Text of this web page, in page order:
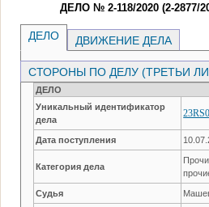
ДЕЛО № 2-118/2020 (2-2877/
ДЕЛО ДВИЖЕНИЕ ДЕЛА
СТОРОНЫ ПО ДЕЛУ (ТРЕТЬИ
ДЕЛО
Уникальный идентификатор
дела
Дата поступления
Категория дела
Судья